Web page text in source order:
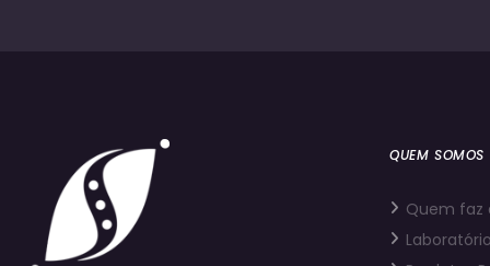
QUEM SOMOS
Quem faz